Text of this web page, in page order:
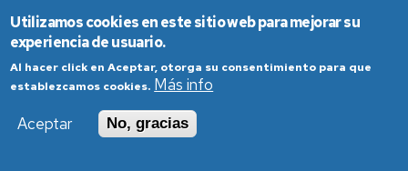
Utilizamos cookies en este sitio web para mejorar su
experiencia de usuario.
Al hacer click en Aceptar, otorga su consentimiento para que
establezcamos cookies. Más info
Aceptar
No, gracias